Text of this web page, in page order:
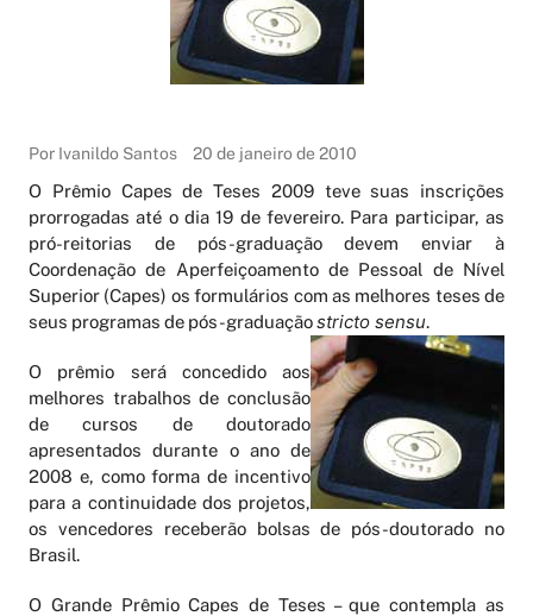
Por Ivanildo Santos 20 de janeiro de 2010
O Prêmio Capes de Teses 2009 teve suas inscrições
prorrogadas até o dia 19 de fevereiro. Para participar, as
pró-reitorias de pós-graduação devem enviar à
Coordenação de Aperfeiçoamento de Pessoal de Nível
Superior (Capes) os formulários com as melhores teses de
seus programas de pós-graduaçãostricto sensu.
O prêmio será concedido aos
melhores trabalhos de conclusão
de cursos de doutorado
apresentados durante o ano de
2008 e, como forma de incentivo
para a continuidade dos projetos,
os vencedores receberão bolsas de pós-doutorado no
Brasil.
O Grande Prêmio Capes de Teses – que contempla as